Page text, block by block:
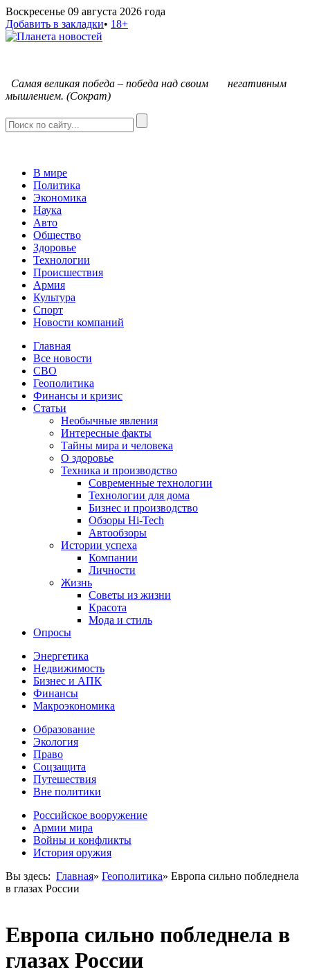
Воскресенье 09 августа 2026 года
Добавить в закладки• 18+
Самая великая победа – победа над своим негативным
мышлением. (Сократ)
В мире
Политика
Экономика
Наука
Авто
Общество
Здоровье
Технологии
Происшествия
Армия
Культура
Спорт
Новости компаний
Главная
Все новости
СВО
Геополитика
Финансы и кризис
Статьи
Необычные явления
Интересные факты
Тайны мира и человека
О здоровье
Техника и производство
Современные технологии
Технологии для дома
Бизнес и производство
Обзоры Hi-Tech
Автообзоры
Истории успеха
Компании
Личности
Жизнь
Советы из жизни
Красота
Мода и стиль
Опросы
Энергетика
Недвижимость
Бизнес и АПК
Финансы
Макроэкономика
Образование
Экология
Право
Соцзащита
Путешествия
Вне политики
Российское вооружение
Армии мира
Войны и конфликты
История оружия
Вы здесь: Главная» Геополитика» Европа сильно побледнела
в глазах России
Европа сильно побледнела в
глазах России